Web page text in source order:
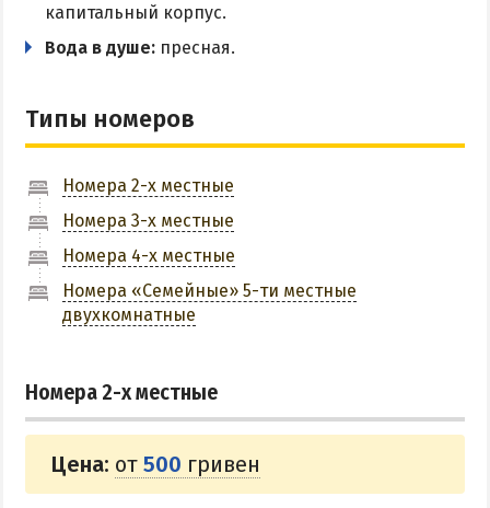
БЕРДЯНСК
Веб-камеры Бердянска
Питание в Бердянске
Проезд в Бердянск
ОТЕЛИ И БАЗЫ ОТДЫХА БЕРДЯНСКА
Бердянская коса
Новопетровка
ПРИМОРСК
Цены в Приморске 2026
капитальный корпус.
Вода в душе: пресная.
Типы номеров
Номера 2-х местные
Номера 3-х местные
Номера 4-х местные
Номера «Семейные» 5-ти местные
двухкомнатные
Номера 2-х местные
Цена: от 500 гривен